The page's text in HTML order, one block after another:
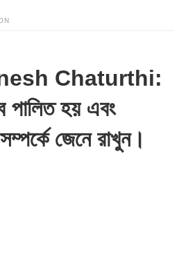
Chaturthi:
পালিত হয় এবং
জেনে রাখুন।